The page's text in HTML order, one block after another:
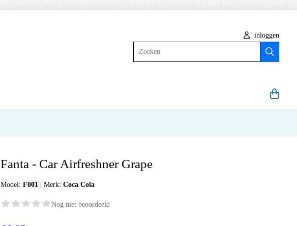
inloggen
Fanta - Car Airfreshner Grape
Model:F001 |Merk:Coca Cola
Nog niet beoordeeld